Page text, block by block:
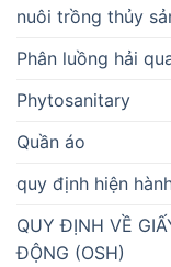
nuôi trồng thủy
Phân luồng hải
Phytosanitary
Quần áo
quy định hiện
QUY ĐỊNH VỀ
ĐỘNG (OSH)